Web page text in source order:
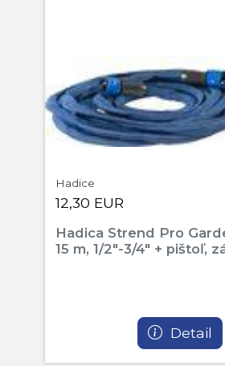
Hadice
12,30 EUR
Hadica Strend Pro
15 m, 1/2"-3/4" + pištoľ,
Detail